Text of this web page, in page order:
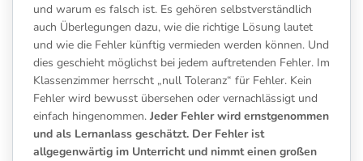
und warum es falsch ist. Es gehören selbstverständlich
auch Überlegungen dazu, wie die richtige Lösung lautet
und wie die Fehler künftig vermieden werden können. Und
dies geschieht möglichst bei jedem auftretenden Fehler. Im
Klassenzimmer herrscht „null Toleranz“ für Fehler. Kein
Fehler wird bewusst übersehen oder vernachlässigt und
einfach hingenommen. Jeder Fehler wird ernstgenommen
und als Lernanlass geschätzt. Der Fehler ist
allgegenwärtig im Unterricht und nimmt einen großen